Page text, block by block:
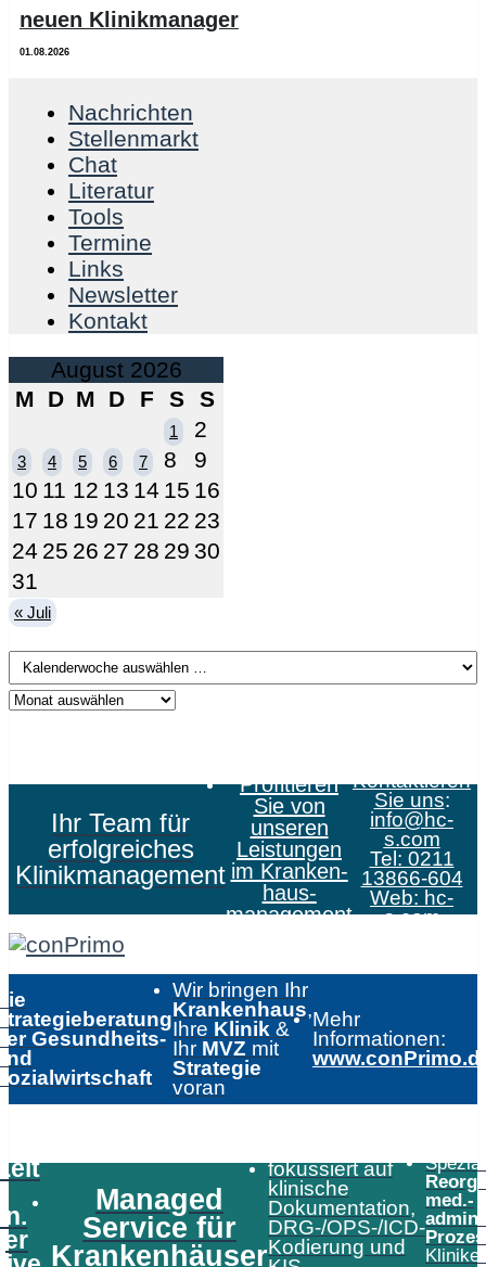
neuen Klinikmanager
01.08.2026
Nachrichten
Stellenmarkt
Chat
Literatur
Tools
Termine
Links
Newsletter
Kontakt
August 2026
M
D M D F S S
1 2
3 4 5 6 7 8
9
10 11 12 13 14 15 16
17 18 19 20 21 22 23
24 25 26 27 28 29 30
31
« Juli
Ihr Team für
erfolgreiches
Klinikmanagement
Profitieren
Sie von
unseren
Leistungen
im Kranken­
haus­
management
Kontaktieren
Sie uns:
info@hc-
s.com
Tel: 0211
13866-604
Web: hc-
s.com
Gesundheits-
Wir bringen Ihr
Krankenhaus,
Ihre Klinik &
Ihr MVZ mit
Strategie
voran
Mehr
Informationen:
Managed
Service für
Krankenhäuser
fokussiert auf
klinische
Dokumentation,
DRG-/OPS-/ICD-
Kodierung und
med.-